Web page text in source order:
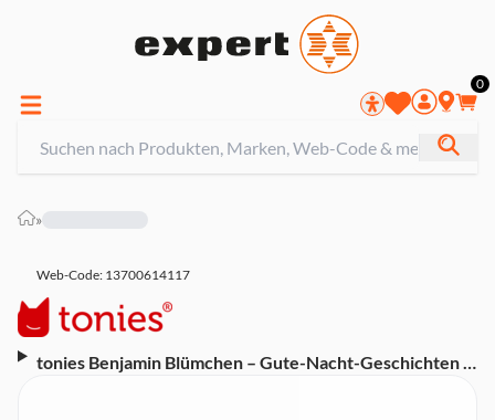
0
»
Web-Code: 13700614117
tonies Benjamin Blümchen – Gute-Nacht-Geschichten -